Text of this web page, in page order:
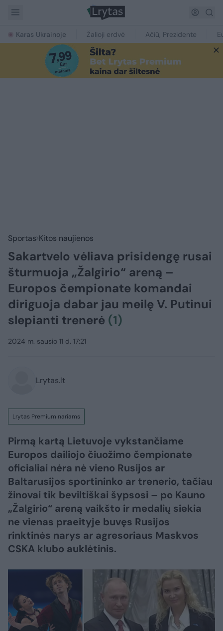
Karas Ukrainoje Žalioji erdvė Ačiū, Prezidente
Sportas Kitos naujienos
Sakartvelo vėliava prisidengę rusai
šturmuoja „Žalgirio“ areną –
Europos čempionate komandai
diriguoja dabar jau meilę V. Putinui
slepianti trenerė (1)
2024 m. sausio 11 d. 17:21
Lrytas.lt
Lrytas Premium nariams
Pirmą kartą Lietuvoje vykstančiame
Europos dailiojo čiuožimo čempionate
oficialiai nėra nė vieno Rusijos ar
Baltarusijos sportininko ar trenerio, tačiau
žinovai tik beviltiškai šypsosi – po Kauno
„Žalgirio“ areną vaikšto ir medalių siekia
ne vienas praeityje buvęs Rusijos
rinktinės narys ar agresoriaus Maskvos
CSKA klubo auklėtinis.